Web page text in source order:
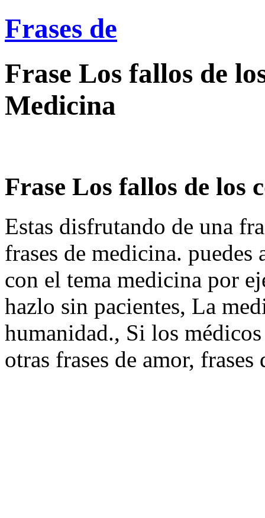
Frases de
Frase Los fallos de
Medicina
Frase Los fallos de los
Estas disfrutando de una
frases de medicina. puedes
con el tema medicina por
hazlo sin pacientes, La
humanidad., Si los
otras frases de amor,